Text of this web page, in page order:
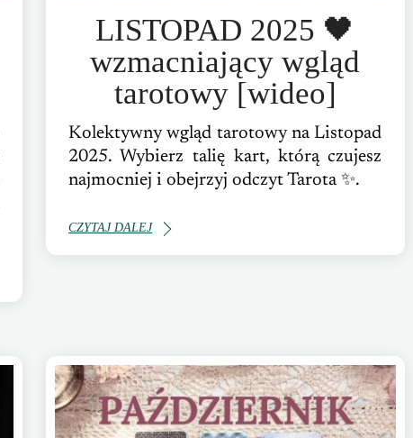
LISTOPAD 2025 🖤
wzmacniający wgląd
tarotowy [wideo]
Kolektywny wgląd tarotowy na Listopad
2025. Wybierz talię kart, którą czujesz
najmocniej i obejrzyj odczyt Tarota ✨.
CZYTAJ DALEJ